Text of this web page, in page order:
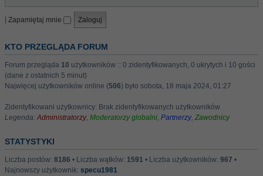
Zapamiętaj mnie
KTO PRZEGLĄDA FORUM
Forum przegląda 10 użytkowników :: 0 zidentyfikowanych, 0 ukrytych i 10 gości
(dane z ostatnich 5 minut)
Najwięcej użytkowników online (506) było sobota, 18 maja 2024, 01:27
Zidentyfikowani użytkownicy: Brak zidentyfikowanych użytkowników
Legenda:Administratorzy, Moderatorzy globalni, Partnerzy, Zawodnicy
STATYSTYKI
Liczba postów: 8186 • Liczba wątków: 1591 • Liczba użytkowników: 967 •
Najnowszy użytkownik: specu1981